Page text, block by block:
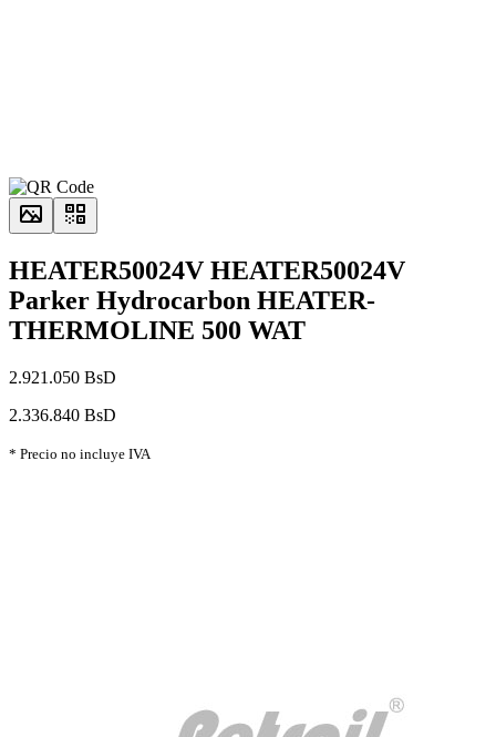
HEATER50024V HEATER50024V
Parker Hydrocarbon HEATER-
THERMOLINE 500 WAT
2.921.050 BsD
2.336.840 BsD
* Precio no incluye IVA